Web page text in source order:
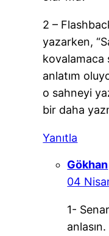
2 –
yazarken,
kovalamaca
anlatım
o sahneyi
bir daha
Yanıtla
Gökhan
04
1-